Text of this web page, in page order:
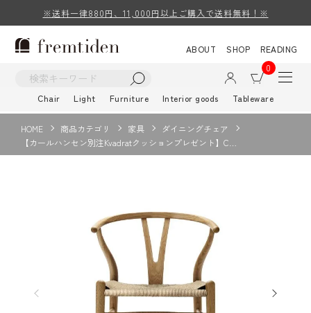
※送料一律880円、11,000円以上ご購入で送料無料！※
ABOUT SHOP
READING
0
Chair Light Furniture Interior goods Tableware
HOME 商品カテゴリ 家具
ダイニングチェア
【カールハンセン別注Kvadratクッションプレゼント】C…